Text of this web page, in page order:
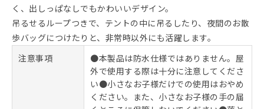
く、出しっぱなしでもかわいいデザイン。
吊るせるループつきで、テントの中に吊るしたり、夜間のお散
歩バッグにつけたりと、非常時以外にも活躍します。
注意事項
●本製品は防水仕様ではありません。屋
外で使用する際は十分に注意してくださ
い●小さなお子様だけでの使用はおやめ
ください。また、小さなお子様の手の届